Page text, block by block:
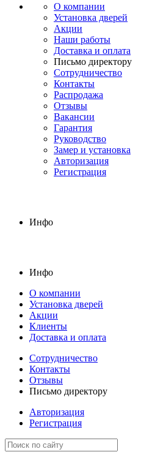
О компании
Установка дверей
Акции
Наши работы
Доставка и оплата
Письмо директору
Сотрудничество
Контакты
Распродажа
Отзывы
Вакансии
Гарантия
Руководство
Замер и установка
Авторизация
Регистрация
Инфо
Инфо
О компании
Установка дверей
Акции
Клиенты
Доставка и оплата
Сотрудничество
Контакты
Отзывы
Письмо директору
Авторизация
Регистрация